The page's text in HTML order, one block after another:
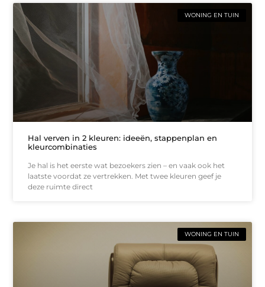
WONING EN TUIN
Hal verven in 2 kleuren: ideeën, stappenplan en
kleurcombinaties
Je hal is het eerste wat bezoekers zien – en vaak ook het
laatste voordat ze vertrekken. Met twee kleuren geef je
deze ruimte direct
WONING EN TUIN